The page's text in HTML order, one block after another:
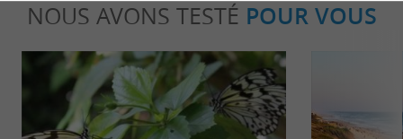
NOUS AVONS TESTÉ POUR VOUS